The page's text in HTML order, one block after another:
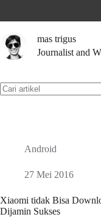
mas trigus
Journalist and
Android
27 Mei 2016
Xiaomi tidak Bisa
Dijamin Sukses